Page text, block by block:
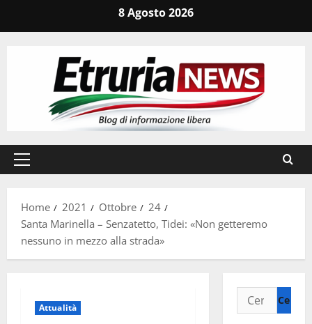
8 Agosto 2026
Menu
Home
2021 Ottobre
24
Santa Marinella – Senzatetto, Tidei: «Non getteremo
nessuno in mezzo alla strada»
Attualità
Ricerca
per: